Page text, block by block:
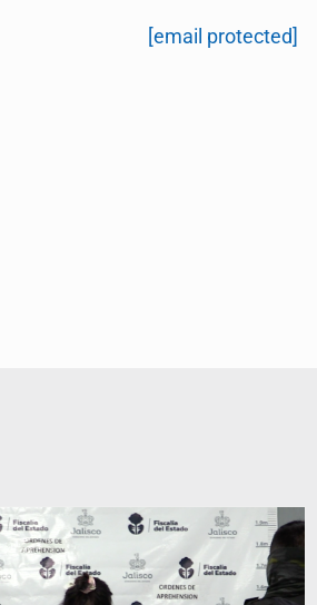
[email protected]